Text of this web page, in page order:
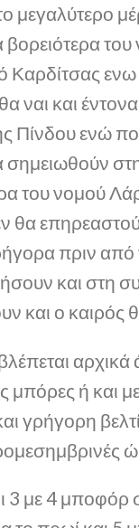
μεγαλύτερο
Καρδίτσας
ναι και
Πίνδου ενώ
σημειωθούν
του νομού
θα
πριν από
και στη
και ο καιρός
αρχικά
μπόρες ή και
γρήγορη
3 με 4 μποφόρ